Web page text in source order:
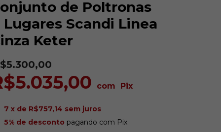
de Poltronas
Lugares Scandi Linea
Keter
com Pix
7 x de R$757,14 sem juros
5% de desconto pagando com Pix